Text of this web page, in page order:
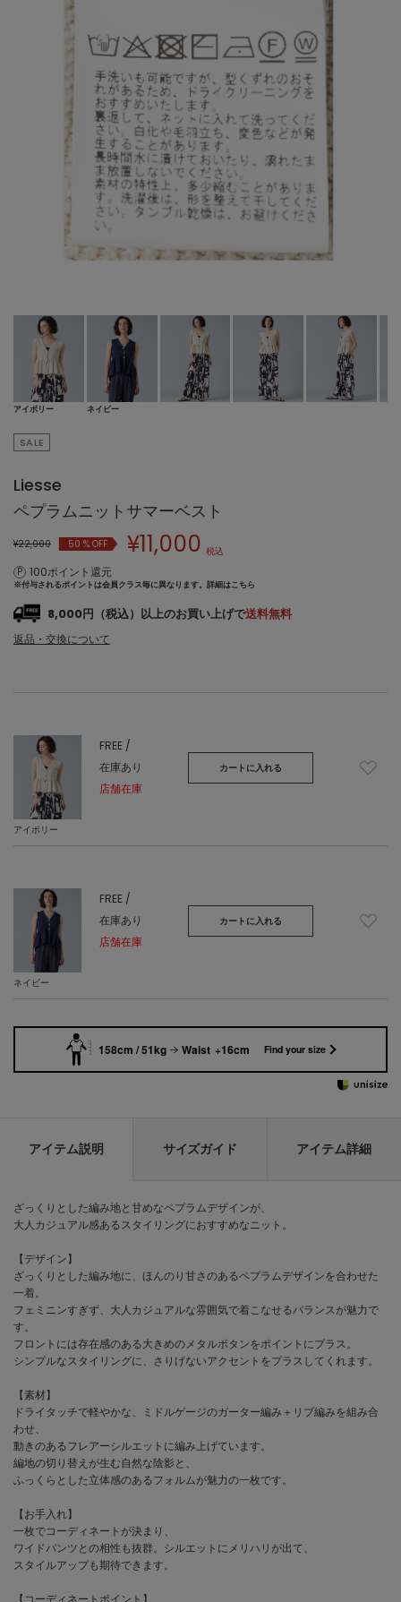
アイボリー ネイビー
SALE
Liesse
ペプラムニットサマーベスト
¥22,000 50% OFF ¥11,000 税込
100ポイント還元
※付与されるポイントは会員クラス毎に異なります。 詳細はこちら
8,000円（税込）以上のお買い上げで送料無料
返品・交換について
アイボリー
FREE /
在庫あり
店舗在庫
カートに入れる
ネイビー
FREE /
在庫あり
店舗在庫
カートに入れる
158cm / 51kg Waist +16cm Find your size
アイテム説明 サイズガイド アイテム詳細
ざっくりとした編み地と甘めなペプラムデザインが、
大人カジュアル感あるスタイリングにおすすめなニット。
【デザイン】
ざっくりとした編み地に、ほんのり甘さのあるペプラムデザインを合わせた
一着。
フェミニンすぎず、大人カジュアルな雰囲気で着こなせるバランスが魅力で
す。
フロントには存在感のある大きめのメタルボタンをポイントにプラス。
シンプルなスタイリングに、さりげないアクセントをプラスしてくれます。
【素材】
ドライタッチで軽やかな、ミドルゲージのガーター編み＋リブ編みを組み合
わせ、
動きのあるフレアーシルエットに編み上げています。
編地の切り替えが生む自然な陰影と、
ふっくらとした立体感のあるフォルムが魅力の一枚です。
【お手入れ】
一枚でコーディネートが決まり、
ワイドパンツとの相性も抜群。シルエットにメリハリが出て、
スタイルアップも期待できます。